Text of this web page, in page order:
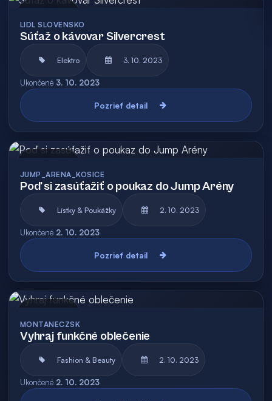
LIDL SLOVENSKO
Súťaž o kávovar Silvercrest
Elektro 3. 10. 2023
Ukončené 3. 10. 2023
Pozrieť detail
JUMP_ARENA_KOSICE
Poď si zasúťažiť o poukaz do Jump Arény
Lístky & Poukážky 2. 10. 2023
Ukončené 2. 10. 2023
Pozrieť detail
MONTANECZSK
Vyhraj funkčné oblečenie
Fashion & Beauty 2. 10. 2023
Ukončené 2. 10. 2023